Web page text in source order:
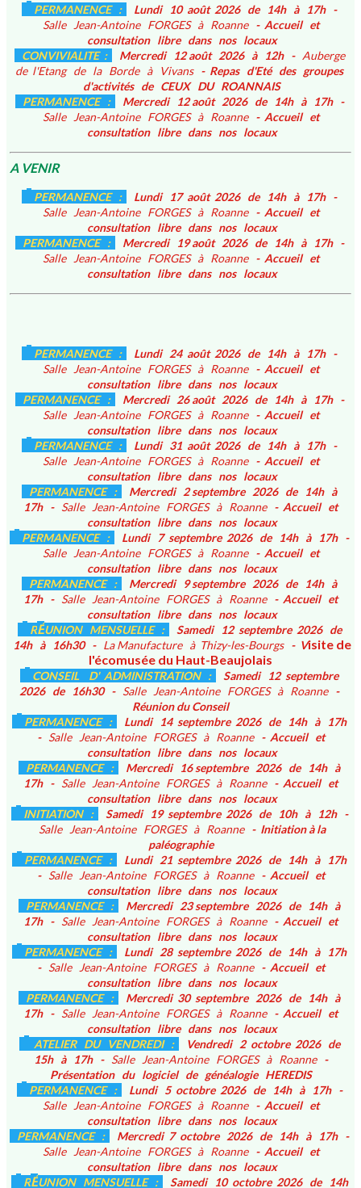
PERMANENCE :
Lundi 10 août 2026 de 14h à 17h -
Salle Jean-Antoine FORGES à Roanne- Accueil et
consultation libre dans nos locaux
CONVIVIALITE :
Mercredi 12 août 2026 à 12h - Auberge
de l'Etang de la Borde à Vivans- Repas d'Eté des groupes
d'activités de CEUX DU ROANNAIS
PERMANENCE :
Mercredi 12 août 2026 de 14h à 17h -
Salle Jean-Antoine FORGES à Roanne- Accueil et
consultation libre dans nos locaux
A VENIR
PERMANENCE :
Lundi 17 août 2026 de 14h à 17h -
Salle Jean-Antoine FORGES à Roanne- Accueil et
consultation libre dans nos locaux
PERMANENCE :
Mercredi 19 août 2026 de 14h à 17h -
Salle Jean-Antoine FORGES à Roanne- Accueil et
consultation libre dans nos locaux
PERMANENCE :
Lundi 24 août 2026 de 14h à 17h -
Salle Jean-Antoine FORGES à Roanne- Accueil et
consultation libre dans nos locaux
PERMANENCE :
Mercredi 26 août 2026 de 14h à 17h -
Salle Jean-Antoine FORGES à Roanne- Accueil et
consultation libre dans nos locaux
PERMANENCE :
Lundi 31 août 2026 de 14h à 17h -
Salle Jean-Antoine FORGES à Roanne- Accueil et
consultation libre dans nos locaux
PERMANENCE :
Mercredi 2 septembre 2026 de 14h à
17h - Salle Jean-Antoine FORGES à Roanne- Accueil et
consultation libre dans nos locaux
PERMANENCE :
Lundi 7 septembre 2026 de 14h à 17h -
Salle Jean-Antoine FORGES à Roanne- Accueil et
consultation libre dans nos locaux
PERMANENCE :
Mercredi 9 septembre 2026 de 14h à
17h - Salle Jean-Antoine FORGES à Roanne- Accueil et
consultation libre dans nos locaux
RÉUNION MENSUELLE :
Samedi 12 septembre 2026 de
14h à 16h30 - La Manufacture à Thizy-les-Bourgs- Visite de
l'écomusée du Haut-Beaujolais
CONSEIL D' ADMINISTRATION :
Samedi 12 septembre
2026 de 16h30 - Salle Jean-Antoine FORGES à Roanne-
Réunion du Conseil
PERMANENCE :
Lundi 14 septembre 2026 de 14h à 17h
- Salle Jean-Antoine FORGES à Roanne- Accueil et
consultation libre dans nos locaux
PERMANENCE :
Mercredi 16 septembre 2026 de 14h à
17h - Salle Jean-Antoine FORGES à Roanne- Accueil et
consultation libre dans nos locaux
INITIATION :
Samedi 19 septembre 2026 de 10h à 12h -
Salle Jean-Antoine FORGES à Roanne- Initiation à la
paléographie
PERMANENCE :
Lundi 21 septembre 2026 de 14h à 17h
- Salle Jean-Antoine FORGES à Roanne- Accueil et
consultation libre dans nos locaux
PERMANENCE :
Mercredi 23 septembre 2026 de 14h à
17h - Salle Jean-Antoine FORGES à Roanne- Accueil et
consultation libre dans nos locaux
PERMANENCE :
Lundi 28 septembre 2026 de 14h à 17h
- Salle Jean-Antoine FORGES à Roanne- Accueil et
consultation libre dans nos locaux
PERMANENCE :
Mercredi 30 septembre 2026 de 14h à
17h - Salle Jean-Antoine FORGES à Roanne- Accueil et
consultation libre dans nos locaux
ATELIER DU VENDREDI :
Vendredi 2 octobre 2026 de
15h à 17h - Salle Jean-Antoine FORGES à Roanne-
Présentation du logiciel de généalogie HEREDIS
PERMANENCE :
Lundi 5 octobre 2026 de 14h à 17h -
Salle Jean-Antoine FORGES à Roanne- Accueil et
consultation libre dans nos locaux
PERMANENCE :
Mercredi 7 octobre 2026 de 14h à 17h -
Salle Jean-Antoine FORGES à Roanne- Accueil et
consultation libre dans nos locaux
RÉUNION MENSUELLE : Samedi 10 octobre 2026 de 14h